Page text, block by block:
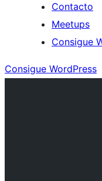
Contacto
Meetups
Consigue
Consigue WordPress